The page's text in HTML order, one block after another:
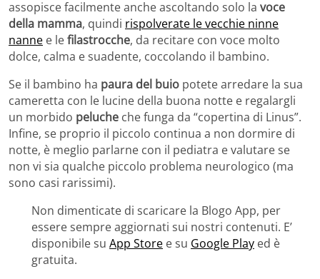
assopisce facilmente anche ascoltando solo la voce
della mamma, quindi rispolverate le vecchie ninne
nanne e lefilastrocche, da recitare con voce molto
dolce, calma e suadente, coccolando il bambino.
Se il bambino ha paura del buio potete arredare la sua
cameretta con le lucine della buona notte e regalargli
un morbido peluche che funga da “copertina di Linus”.
Infine, se proprio il piccolo continua a non dormire di
notte, è meglio parlarne con il pediatra e valutare se
non vi sia qualche piccolo problema neurologico (ma
sono casi rarissimi).
Non dimenticate di scaricare la Blogo App, per
essere sempre aggiornati sui nostri contenuti. E’
disponibile su App Store e su Google Play ed è
gratuita.